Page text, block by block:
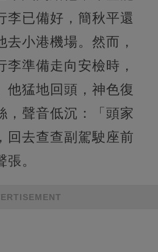
李已備好，簡秋平還
小港機場。然而，
準備走向安檢時，
他猛地回頭，神色復
，聲音低沉：「頭家
回去查查副駕駛座前
。